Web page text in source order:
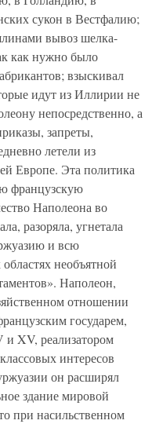
сукон в Вестфалию;
вывоз шелка-
как нужно было
взыскивал
идут из Иллирии не
непосредственно, а
запреты,
летели из
Европе. Эта политика
французскую
Наполеона во
разоряла, угнетала
и всю
необъятной
Наполеон,
отношении
государем,
XV, реализатором
интересов
он расширял
здание мировой
при насильственном